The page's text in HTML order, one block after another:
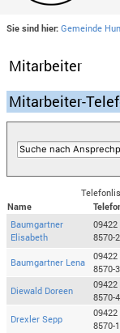
Sie sind hier: Gemeinde
Mitarbeiter
Mitarbeiter-
Name
Baumgartner
Elisabeth
09422
8570-
Baumgartner Lena
09422
8570-
Diewald Doreen
09422
8570-
Drexler Sepp
09422
8570-